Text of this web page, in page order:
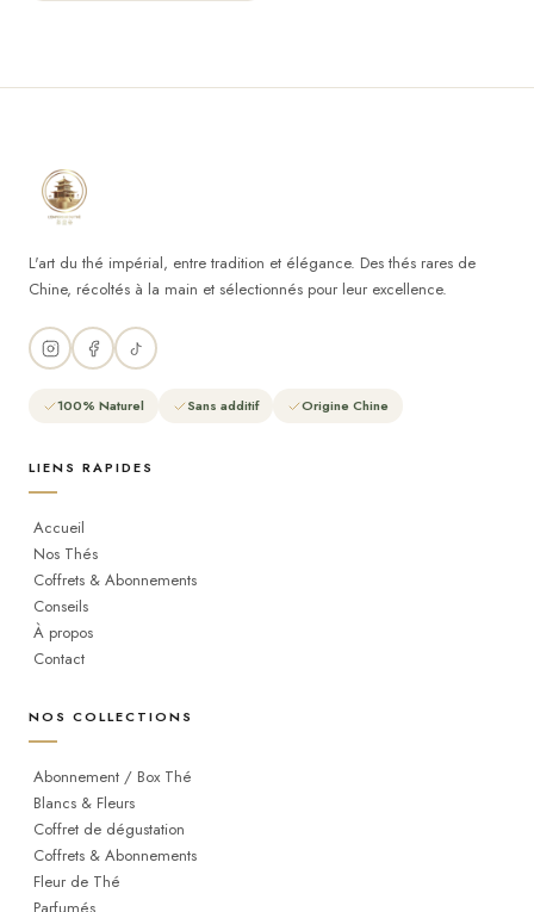
L'art du thé impérial, entre tradition et élégance. Des thés rares de
Chine, récoltés à la main et sélectionnés pour leur excellence.
100% Naturel Sans additif Origine Chine
LIENS RAPIDES
Accueil
Nos Thés
Coffrets & Abonnements
Conseils
À propos
Contact
NOS COLLECTIONS
Abonnement / Box Thé
Blancs & Fleurs
Coffret de dégustation
Coffrets & Abonnements
Fleur de Thé